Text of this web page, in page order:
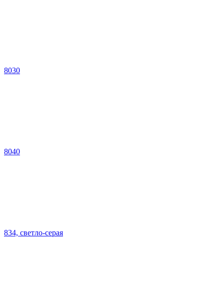
8030
8040
834, светло-серая